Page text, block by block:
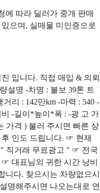
에 따라 딜러가 중개 판매
으며, 실매물 미인증으로
입니다. 직접 매입 & 의뢰
설명 -차명 : 볼보 39톤 트
리 : 142만km -마력 : 540 -
-길이*높이*폭 : -광 고 가
가격 ) 불러 주시면 빠른 상
인도 드립니다. ☞ 현재
직거래 무료광고 " ☞ 전국
대표님의 귀한 시간 낭비
니다. 찾으시는 차량없으시
명해주시면 나오는대로 연